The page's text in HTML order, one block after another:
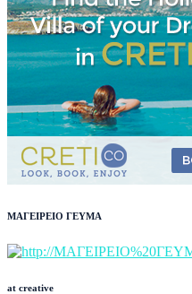
ΜΑΓΕΙΡΕΙΟ ΓΕΥΜΑ
at creative